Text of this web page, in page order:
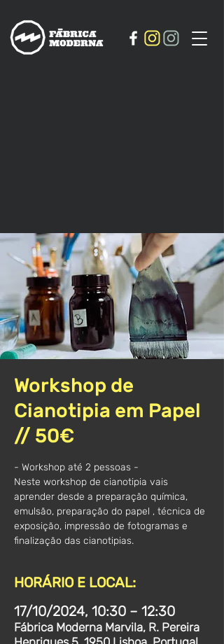
Workshop de
Cianotipia em Papel
// 50€
- Workshop até 2 pessoas -
Neste workshop de cianotipia vais
aprender desde a preparação química,
emulsão, preparação do papel , técnica de
exposição, impressão de fotogramas e
finalização das cianotipias.
HORÁRIO E LOCAL:
17/10/2024, 10:30 – 12:30
Fábrica Moderna Marvila, R. Pereira